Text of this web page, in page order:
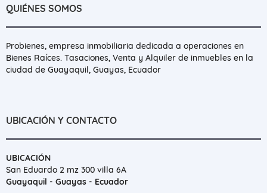
QUIÉNES SOMOS
Probienes, empresa inmobiliaria dedicada a operaciones en
Bienes Raíces. Tasaciones, Venta y Alquiler de inmuebles en la
ciudad de Guayaquil, Guayas, Ecuador
UBICACIÓN Y CONTACTO
UBICACIÓN
San Eduardo 2 mz 300 villa 6A
Guayaquil - Guayas - Ecuador